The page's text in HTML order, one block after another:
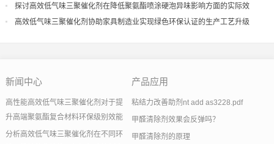
探讨高效低气味三聚催化剂在降低聚氨酯喷涂硬泡异味影响方面的实际效
果
高效低气味三聚催化剂协助家具制造业实现绿色环保认证的生产工艺升级
新闻中心
高性能高效低气味三聚催化剂对于提
升高端聚氨酯复合材料环保级别效能
分析高效低气味三聚催化剂在不同环
产品应用
粘结力改善助剂nt add as3228.pdf
甲醛清除剂效果会反弹吗？
甲醛清除剂的原理